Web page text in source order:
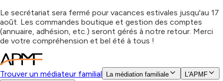
Le secrétariat sera fermé pour vacances estivales jusqu'au 17
août. Les commandes boutique et gestion des comptes
(annuaire, adhésion, etc.) seront gérés à notre retour. Merci
de votre compréhension et bel été à tous !
Trouver un médiateur familial La médiation familiale
L'APMF